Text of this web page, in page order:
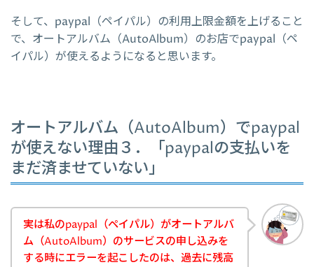
そして、paypal（ペイパル）の利用上限金額を上げること
で、オートアルバム（AutoAlbum）のお店でpaypal（ペ
イパル）が使えるようになると思います。
オートアルバム（AutoAlbum）でpaypal
が使えない理由３．「paypalの支払いを
まだ済ませていない」
実は私のpaypal（ペイパル）がオートアルバ
ム（AutoAlbum）のサービスの申し込みを
する時にエラーを起こしたのは、過去に残高